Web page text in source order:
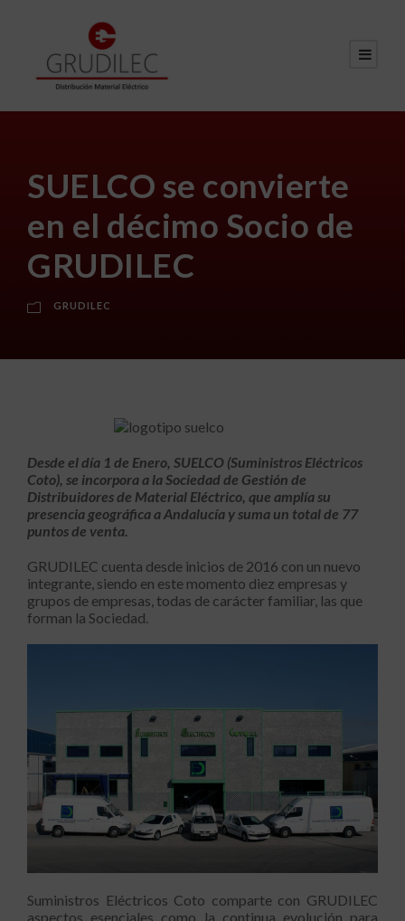
SUELCO se convierte
en el décimo Socio de
GRUDILEC
GRUDILEC
Desde el día 1 de Enero, SUELCO (Suministros Eléctricos
Coto), se incorpora a la Sociedad de Gestión de
Distribuidores de Material Eléctrico, que amplía su
presencia geográfica a Andalucía y suma un total de 77
puntos de venta.
GRUDILEC cuenta desde inicios de 2016 con un nuevo
integrante, siendo en este momento diez empresas y
grupos de empresas, todas de carácter familiar, las que
forman la Sociedad.
Suministros Eléctricos Coto comparte con GRUDILEC
aspectos esenciales como la continua evolución para